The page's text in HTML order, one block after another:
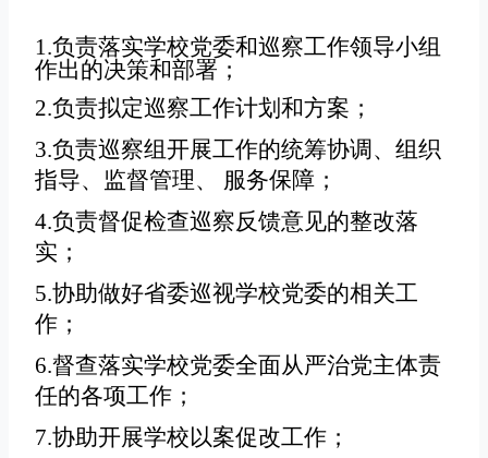
1.负责落实学校党委和巡察工作领导小组
作出的决策和部署；
2.负责拟定巡察工作计划和方案；
3.负责巡察组开展工作的统筹协调、组织
指导、监督管理、 服务保障；
4.负责督促检查巡察反馈意见的整改落
实；
5.协助做好省委巡视学校党委的相关工
作；
6.督查落实学校党委全面从严治党主体责
任的各项工作；
7.协助开展学校以案促改工作；